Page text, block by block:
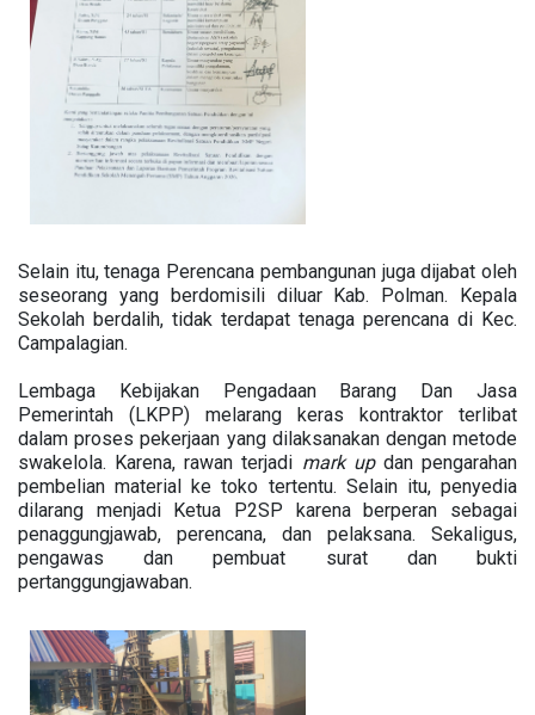
Selain itu, tenaga Perencana pembangunan juga dijabat oleh
seseorang yang berdomisili diluar Kab. Polman. Kepala
Sekolah berdalih, tidak terdapat tenaga perencana di Kec.
Campalagian.
Lembaga Kebijakan Pengadaan Barang Dan Jasa
Pemerintah (LKPP) melarang keras kontraktor terlibat
dalam proses pekerjaan yang dilaksanakan dengan metode
swakelola. Karena, rawan terjadi mark updan pengarahan
pembelian material ke toko tertentu. Selain itu, penyedia
dilarang menjadi Ketua P2SP karena berperan sebagai
penaggungjawab, perencana, dan pelaksana. Sekaligus,
pengawas dan pembuat surat dan bukti
pertanggungjawaban.